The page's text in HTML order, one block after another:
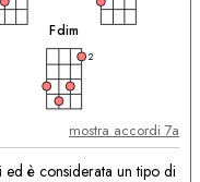
Fdim
accordo
2
mostra accordi 7a
è considerata un tipo di